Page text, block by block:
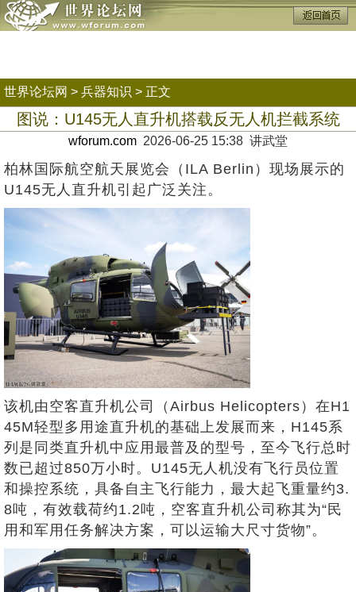
世界论坛网 > 兵器知识 > 正文
图说：U145无人直升机搭载反无人机拦截系统
wforum.com 2026-06-25 15:38 讲武堂
柏林国际航空航天展览会（ILA Berlin）现场展示的
U145无人直升机引起广泛关注。
该机由空客直升机公司（Airbus Helicopters）在H1
45M轻型多用途直升机的基础上发展而来，H145系
列是同类直升机中应用最普及的型号，至今飞行总时
数已超过850万小时。U145无人机没有飞行员位置
和操控系统，具备自主飞行能力，最大起飞重量约3.
8吨，有效载荷约1.2吨，空客直升机公司称其为“民
用和军用任务解决方案，可以运输大尺寸货物”。